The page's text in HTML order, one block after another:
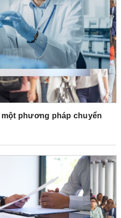
phương pháp chuyển